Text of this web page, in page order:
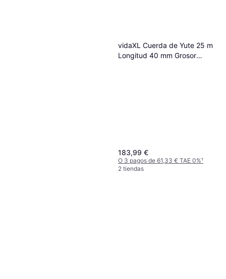
vidaXL Cuerda de Yute 25 m
Longitud 40 mm Grosor
183,99 €
O 3 pagos de 61,33 € TAE 0%¹
2 tiendas